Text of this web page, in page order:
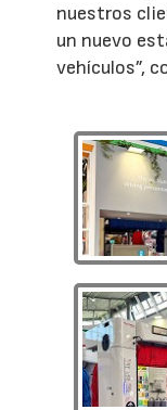
nuestros
un nuevo
vehículos”,